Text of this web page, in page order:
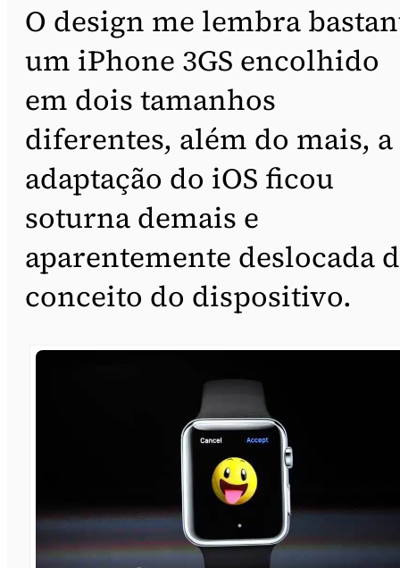
O design me lembra
um iPhone 3GS encolhido
em dois tamanhos
diferentes, além do mais, a
adaptação do iOS ficou
soturna demais e
aparentemente deslocada
conceito do dispositivo.